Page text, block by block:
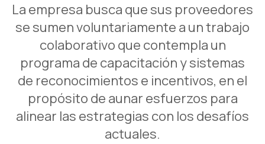
La empresa busca que sus proveedores
se sumen voluntariamente a un trabajo
colaborativo que contempla un
programa de capacitación y sistemas
de reconocimientos e incentivos, en el
propósito de aunar esfuerzos para
alinear las estrategias con los desafíos
actuales.